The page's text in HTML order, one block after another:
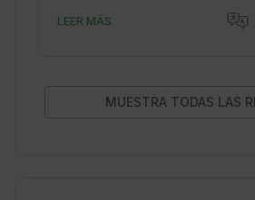
puedan sentirse
LEER MÁS
MUESTRA TODAS LAS